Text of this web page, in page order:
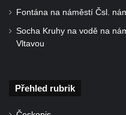
Leipzig
Socha Iásón v ZOO Leipzig
Fontána na náměstí Čsl.
Socha Kruhy na vodě na
Vltavou
Přehled rubrik